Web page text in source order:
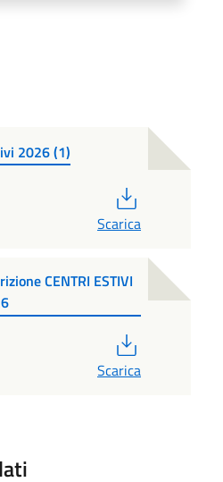
2026 (1)
Scarica
CENTRI ESTIVI
Scarica